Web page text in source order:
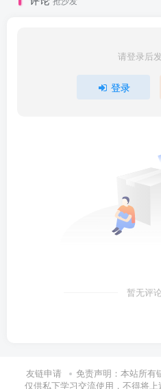
请登录后
登录
暂无评
友链申请
免责声明：本站所有
仅供私下学习交流使用，不得将